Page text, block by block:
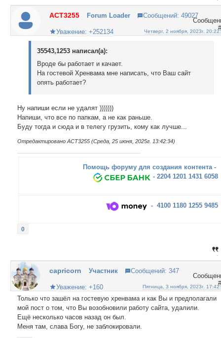
Четверг, 2 ноября, 2023г.
ACT3255 Forum Loader Сообщений: 49027
Уважение: +252134
35543,1253 написал(а):
Вроде бы работает и качает.
На гостевой Хренвама мне написать, что Ваш сайт
опять работает?
Ну напиши если не удалят )))))))
Напиши, что все по папкам, а не как раньше.
Буду тогда и сюда и в телегу грузить, кому как лучше...
Отредактировано ACT3255 (Среда, 25 июня, 2025г. 13:42:34)
Помощь форуму для создания контента -
- 2204 1201 1431 6058
- 4100 1180 1255 9485
0
Пятница, 3 ноября, 2023г.
capricorn Участник Сообщений: 347
Уважение: +160
Только что зашёл на гостевую хренвама и как Вы и предполагали
мой пост о том, что Вы возобновили работу сайта, удалили.
Ещё несколько часов назад он был.
Меня там, слава Богу, не заблокировали.